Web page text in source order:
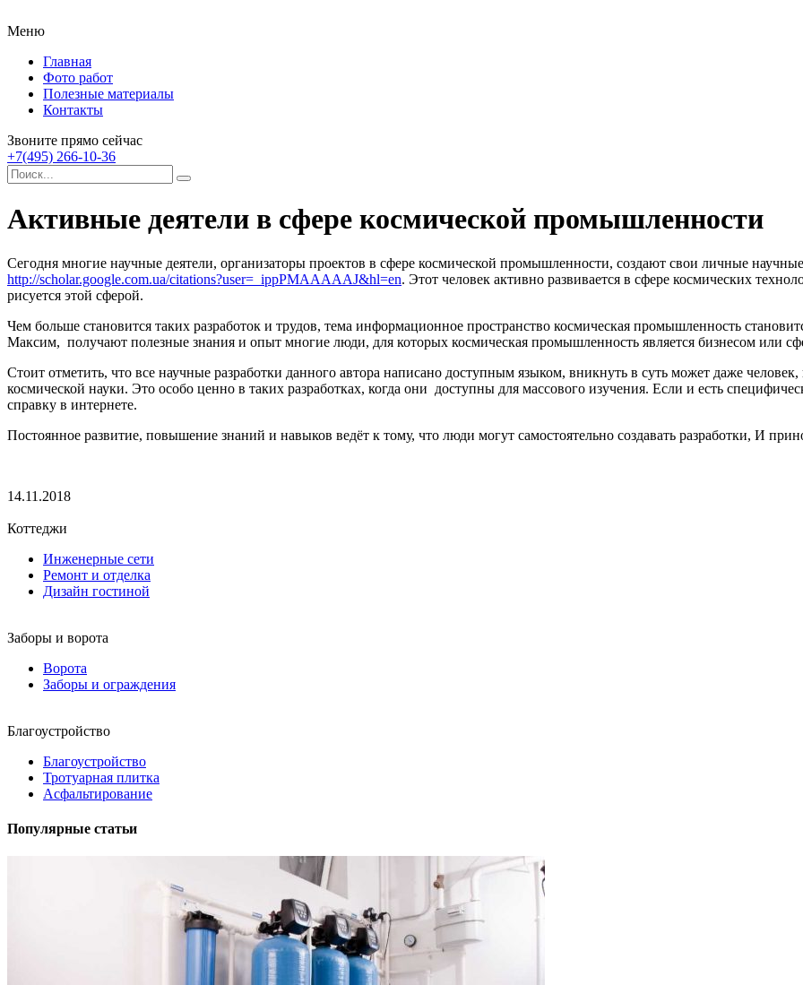
Меню
Главная
Фото работ
Полезные материалы
Контакты
Звоните прямо сейчас
+7(495) 266-10-36
Активные деятели в сфере космической промышленности
Сегодня многие научные деятели, организаторы проектов в сфере космической промышленности, создают свои личные
http://scholar.google.com.ua/citations?user=_ippPMAAAAAJ&hl=en. Этот человек активно развивается в сфере космических
рисуется этой сферой.
Чем больше становится таких разработок и трудов, тема информационное пространство космическая промышленность
Максим, получают полезные знания и опыт многие люди, для которых космическая промышленность является бизнесом или
Стоит отметить, что все научные разработки данного автора написано доступным языком, вникнуть в суть может даже
космической науки. Это особо ценно в таких разработках, когда они доступны для массового изучения. Если и есть
справку в интернете.
Постоянное развитие, повышение знаний и навыков ведёт к тому, что люди могут самостоятельно создавать разработки, И
14.11.2018
Коттеджи
Инженерные сети
Ремонт и отделка
Дизайн гостиной
Заборы и ворота
Ворота
Заборы и ограждения
Благоустройство
Благоустройство
Тротуарная плитка
Асфальтирование
Популярные статьи